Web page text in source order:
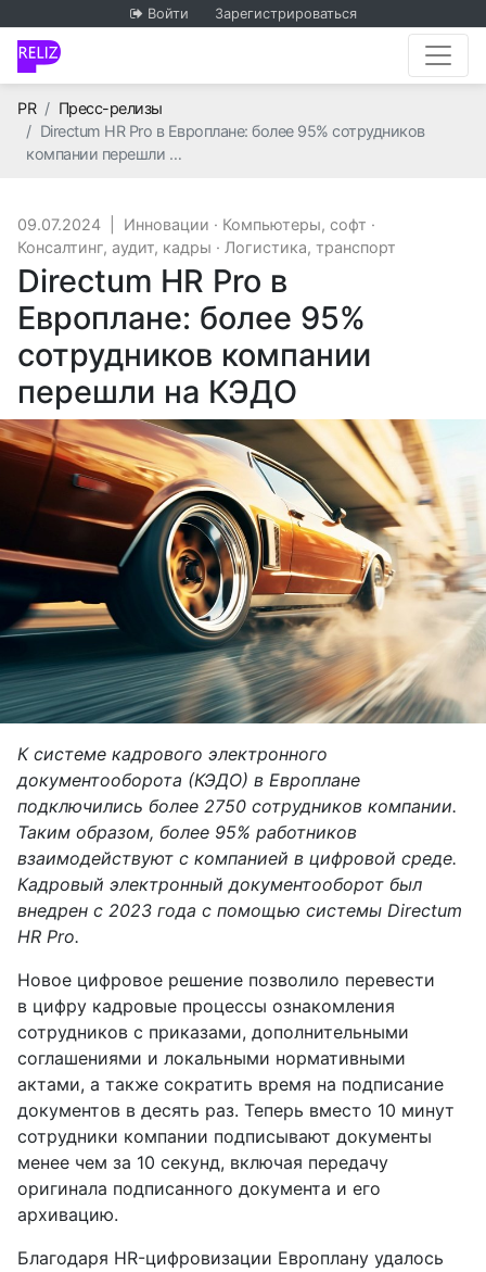
Войти Зарегистрироваться
PRГлавная
Пресс-релизы
Directum HR Pro в Европлане: более 95% сотрудников
компании перешли …
09.07.2024 Инновации · Компьютеры, софт ·
Консалтинг, аудит, кадры · Логистика, транспорт
Directum HR Pro в
Европлане: более 95%
сотрудников компании
перешли на КЭДО
К системе кадрового электронного
документооборота (КЭДО) в Европлане
подключились более 2750 сотрудников компании.
Таким образом, более 95% работников
взаимодействуют с компанией в цифровой среде.
Кадровый электронный документооборот был
внедрен с 2023 года с помощью системы Directum
HR Pro.
Новое цифровое решение позволило перевести
в цифру кадровые процессы ознакомления
сотрудников с приказами, дополнительными
соглашениями и локальными нормативными
актами, а также сократить время на подписание
документов в десять раз. Теперь вместо 10 минут
сотрудники компании подписывают документы
менее чем за 10 секунд, включая передачу
оригинала подписанного документа и его
архивацию.
Благодаря HR-цифровизации Европлану удалось